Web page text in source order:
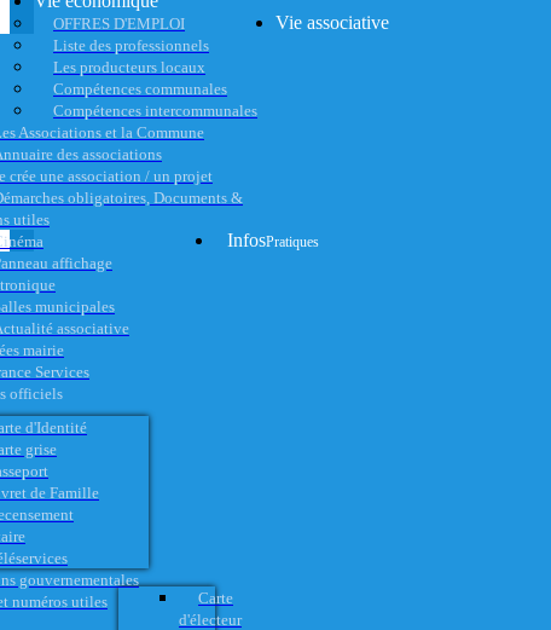
OFFRES D'EMPLOI
Liste des professionnels
Les producteurs locaux
Compétences communales
Compétences intercommunales
Vie associative
Associations et la Commune
des associations
crée une association / un projet
obligatoires, Documents &
utiles
affichage
municipales
associative
InfosPratiques
mairie
Services
officiels
d'Identité
grise
de Famille
gouvernementales
numéros utiles
Carte
d'électeur